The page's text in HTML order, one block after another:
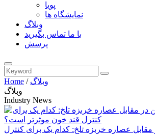
پویا
نمایشگاه ها
وبلاگ
با ما تماس بگیرید
پرسش
Home / وبلاگ
وبلاگ
Industry News
مقابل عصاره خربزه تلخ: کدام یک برای کنترل